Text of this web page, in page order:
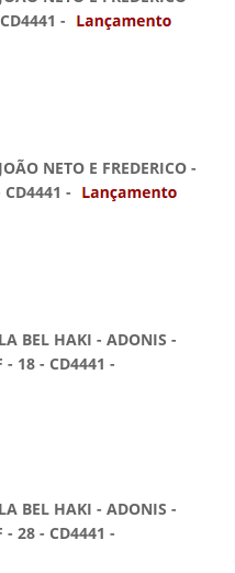
-
NETO E FREDERICO -
-
BEL HAKI - ADONIS -
- 18 - CD4441 -
BEL HAKI - ADONIS -
- 28 - CD4441 -